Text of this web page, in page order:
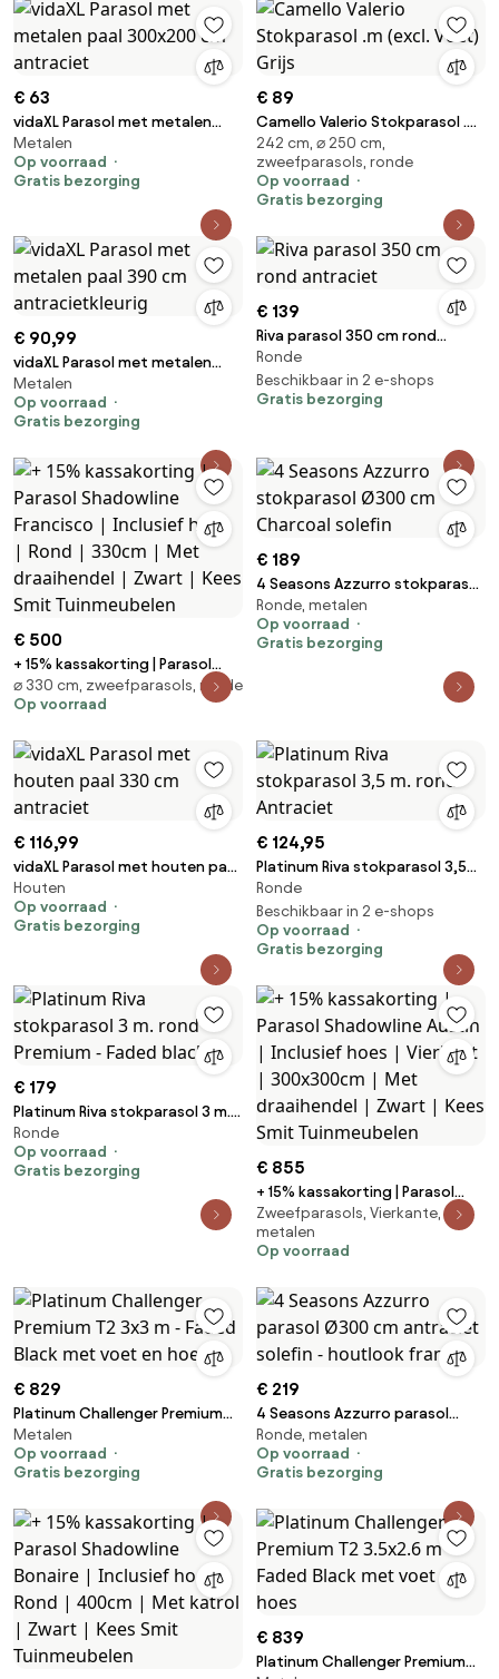
€ 63
vidaXL Parasol met metalen
paal 300x200 cm antraciet
Metalen
Op voorraad
Gratis bezorging
€ 89
Camello Valerio Stokparasol .m
(excl. Voet) Grijs
242 cm, ⌀ 250 cm,
zweefparasols, ronde
Op voorraad
Gratis bezorging
€ 90,99
vidaXL Parasol met metalen
paal 390 cm antracietkleurig
Metalen
Op voorraad
Gratis bezorging
€ 139
Riva parasol 350 cm rond
antraciet
Ronde
Beschikbaar in 2 e-shops
Gratis bezorging
€ 500
+ 15% kassakorting | Parasol
Shadowline Francisco | Inclusief
hoes | Rond | 330cm | Met
Tuinmeubelen
⌀ 330 cm, zweefparasols, ronde
Op voorraad
€ 189
4 Seasons Azzurro stokparasol
Ø300 cm Charcoal solefin
Ronde, metalen
Op voorraad
Gratis bezorging
€ 116,99
vidaXL Parasol met houten paal
330 cm antraciet
Houten
Op voorraad
Gratis bezorging
€ 124,95
Platinum Riva stokparasol 3,5
m. rond - Antraciet
Ronde
Beschikbaar in 2 e-shops
Op voorraad
Gratis bezorging
€ 179
Platinum Riva stokparasol 3 m.
rond - Premium - Faded black
Ronde
Op voorraad
Gratis bezorging
€ 855
+ 15% kassakorting | Parasol
Shadowline Austin | Inclusief
hoes | Vierkant | 300x300cm |
Met draaihendel | Zwart | Kees
Zweefparasols, Vierkante,
metalen
Op voorraad
€ 829
Platinum Challenger Premium
T2 3x3 m - Faded Black met
voet en hoes
Metalen
Op voorraad
Gratis bezorging
€ 219
4 Seasons Azzurro parasol
Ø300 cm antraciet solefin -
houtlook frame
Ronde, metalen
Op voorraad
Gratis bezorging
€ 839
Platinum Challenger Premium